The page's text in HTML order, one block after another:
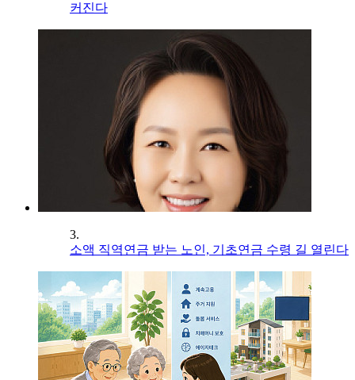
커진다
3.
소액 직역연금 받는 노인, 기초연금 수령 길 열린다